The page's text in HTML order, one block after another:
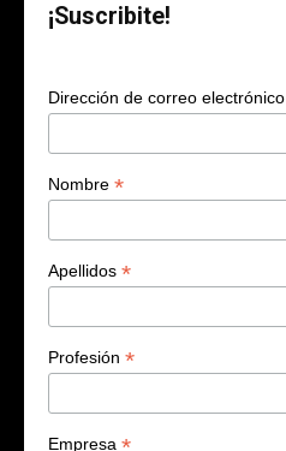
¡Suscribite!
Dirección de correo electrónico
Nombre *
Apellidos *
Profesión *
Empresa